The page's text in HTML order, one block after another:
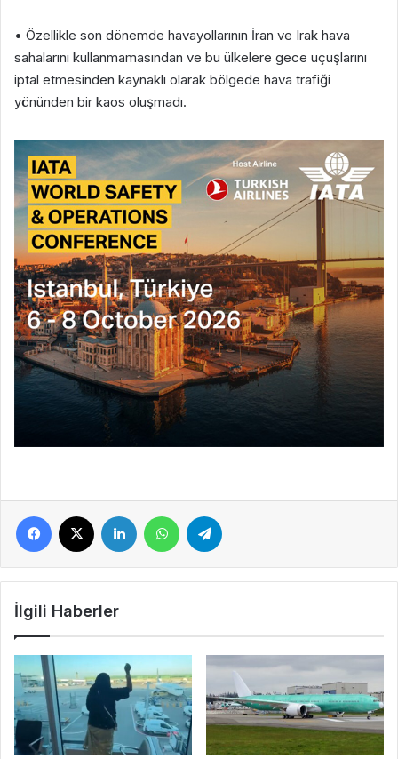
• Özellikle son dönemde havayollarının İran ve Irak hava
sahalarını kullanmamasından ve bu ülkelere gece uçuşlarını
iptal etmesinden kaynaklı olarak bölgede hava trafiği
yönünden bir kaos oluşmadı.
Facebook LinkedIn WhatsApp
İlgili Haberler